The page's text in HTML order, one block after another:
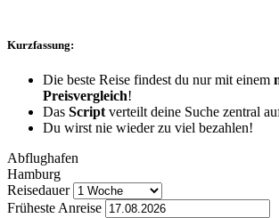
Kurzfassung:
Die beste Reise findest du nur mit einem
Preisvergleich!
Das Script verteilt deine Suche zentral
Du wirst nie wieder zu viel bezahlen!
Abflughafen
Hamburg
Reisedauer
Früheste Anreise